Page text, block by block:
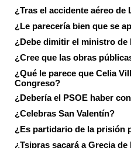
¿Tras el accidente aéreo
¿Le parecería bien que se
¿Debe dimitir el ministro de
¿Cree que las obras
¿Qué le parece que Celia
Congreso?
¿Debería el PSOE haber
¿Celebras San Valentín?
¿Es partidario de la prisión
¿Tsipras sacará a Grecia